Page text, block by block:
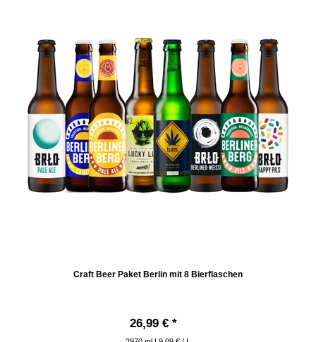
Craft Beer Paket Berlin mit 8 Bierflaschen
26,99 € *